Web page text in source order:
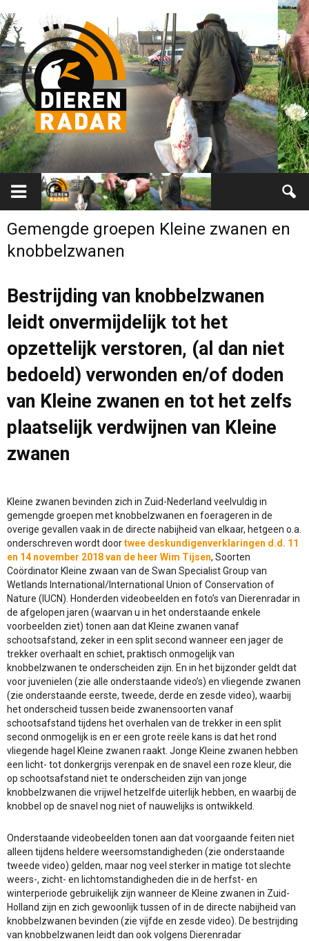
Gemengde groepen Kleine zwanen en
knobbelzwanen
Bestrijding van knobbelzwanen
leidt onvermijdelijk tot het
opzettelijk verstoren, (al dan niet
bedoeld) verwonden en/of doden
van Kleine zwanen en tot het zelfs
plaatselijk verdwijnen van Kleine
zwanen
Kleine zwanen bevinden zich in Zuid-Nederland veelvuldig in
gemengde groepen met knobbelzwanen en foerageren in de
overige gevallen vaak in de directe nabijheid van elkaar, hetgeen o.a.
onderschreven wordt doortwee deskundigenverklaringen d.d. 11
en 14 november 2018 van de heer Wim Tijsen, Soorten
Coördinator Kleine zwaan van de Swan Specialist Group van
Wetlands International/International Union of Conservation of
Nature (IUCN). Honderden videobeelden en foto’s van Dierenradar in
de afgelopen jaren (waarvan u in het onderstaande enkele
voorbeelden ziet) tonen aan dat Kleine zwanen vanaf
schootsafstand, zeker in een split second wanneer een jager de
trekker overhaalt en schiet, praktisch onmogelijk van
knobbelzwanen te onderscheiden zijn. En in het bijzonder geldt dat
voor juvenielen (zie alle onderstaande video’s) en vliegende zwanen
(zie onderstaande eerste, tweede, derde en zesde video), waarbij
het onderscheid tussen beide zwanensoorten vanaf
schootsafstand tijdens het overhalen van de trekker in een split
second onmogelijk is en er een grote reële kans is dat het rond
vliegende hagel Kleine zwanen raakt. Jonge Kleine zwanen hebben
een licht- tot donkergrijs verenpak en de snavel een roze kleur, die
op schootsafstand niet te onderscheiden zijn van jonge
knobbelzwanen die vrijwel hetzelfde uiterlijk hebben, en waarbij de
knobbel op de snavel nog niet of nauwelijks is ontwikkeld.
Onderstaande videobeelden tonen aan dat voorgaande feiten niet
alleen tijdens heldere weersomstandigheden (zie onderstaande
tweede video) gelden, maar nog veel sterker in matige tot slechte
weers-, zicht- en lichtomstandigheden die in de herfst- en
winterperiode gebruikelijk zijn wanneer de Kleine zwanen in Zuid-
Holland zijn en zich gewoonlijk tussen of in de directe nabijheid van
knobbelzwanen bevinden (zie vijfde en zesde video). De bestrijding
van knobbelzwanen leidt dan ook volgens Dierenradar